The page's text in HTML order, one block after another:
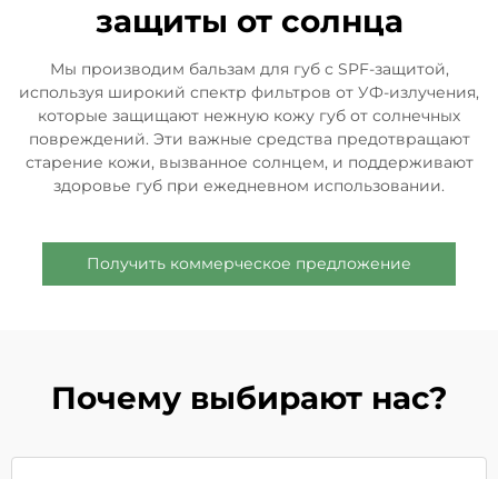
защиты от солнца
Мы производим бальзам для губ с SPF-защитой,
используя широкий спектр фильтров от УФ-излучения,
которые защищают нежную кожу губ от солнечных
повреждений. Эти важные средства предотвращают
старение кожи, вызванное солнцем, и поддерживают
здоровье губ при ежедневном использовании.
Получить коммерческое предложение
Почему выбирают нас?